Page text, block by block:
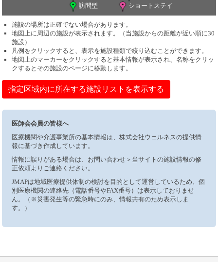
訪問型
ショートステイ
施設の場所は正確でない場合があります。
地図上に周辺の施設が表示されます。（当施設からの距離が近い順に30
施設）
凡例をクリックすると、表示を施設種類で絞り込むことができます。
地図上のマーカーをクリックすると基本情報が表示され、名称をクリッ
クするとその施設のページに移動します。
指定区域内に所在する施設リストを表示する
医師会会員の皆様へ
医療機関や介護事業所の基本情報は、株式会社ウェルネスの提供情
報に基づき作成しています。
情報に誤りがある場合は、お問い合わせ＞当サイトの施設情報の修
正依頼よりご連絡ください。
JMAPは地域医療提供体制の検討を目的として運営しているため、個
別医療機関の連絡先（電話番号やFAX番号）は表示しておりませ
ん。（※災害発生等の緊急時にのみ、情報共有のため表示しま
す。）